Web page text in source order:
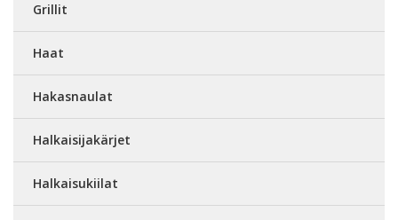
Grillit
Haat
Hakasnaulat
Halkaisijakärjet
Halkaisukiilat